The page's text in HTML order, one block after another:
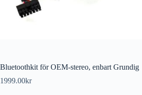
Bluetoothkit för OEM-stereo, enbart Grundig
1999.00kr